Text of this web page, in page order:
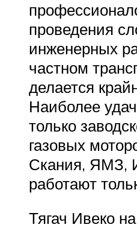
проведения
инженерных
частном
делается
Наиболее
только
газовых
Скания, ЯМЗ,
работают
Тягач Ивеко на